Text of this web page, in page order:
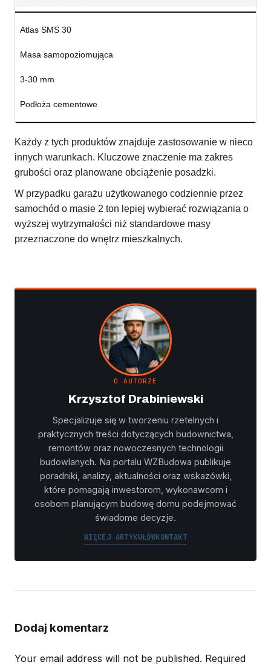
Atlas SMS 30
Masa samopoziomująca
3-30 mm
Podłoża cementowe
Każdy z tych produktów znajduje zastosowanie w nieco
innych warunkach. Kluczowe znaczenie ma zakres
grubości oraz planowane obciążenie posadzki.
W przypadku garażu użytkowanego codziennie przez
samochód o masie 2 ton lepiej wybierać rozwiązania o
wyższej wytrzymałości niż standardowe masy
przeznaczone do wnętrz mieszkalnych.
O AUTORZE
Krzysztof Drabiniewski
Specjalizuje się w tworzeniu rzetelnych i
praktycznych treści dotyczących budownictwa,
remontów oraz nowoczesnych technologii
budowlanych. Na portalu WZBudowa publikuje
poradniki, analizy, aktualności oraz wskazówki,
które pomagają inwestorom, wykonawcom i
osobom planującym budowę domu podejmować
świadome decyzje.
WIĘCEJ ARTYKUŁÓWKONTAKT
Dodaj komentarz
Your email address will not be published. Required